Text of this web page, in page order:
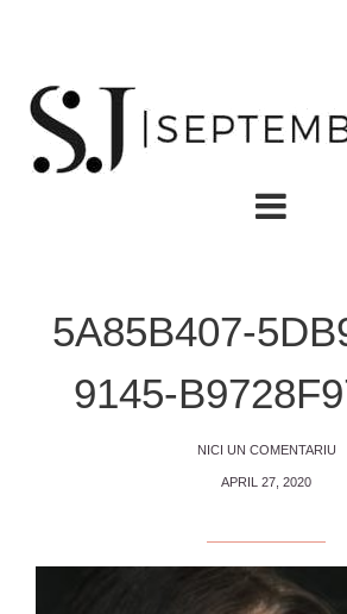
5A85B407-
9145-
NICI UN COMENTARIU
APRIL 27, 2020